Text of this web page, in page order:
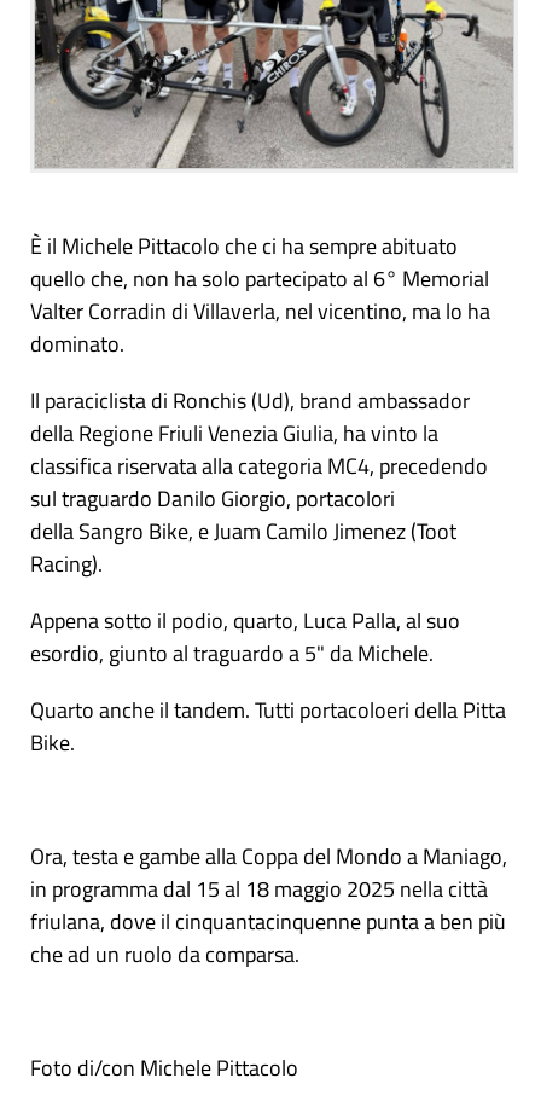
È il Michele Pittacolo che ci ha sempre abituato
quello che, non ha solo partecipato al 6° Memorial
Valter Corradin di Villaverla, nel vicentino, ma lo ha
dominato.
Il paraciclista di Ronchis (Ud), brand ambassador
della Regione Friuli Venezia Giulia, ha vinto la
classifica riservata alla categoria MC4, precedendo
sul traguardo Danilo Giorgio, portacolori
della Sangro Bike, e Juam Camilo Jimenez (Toot
Racing).
Appena sotto il podio, quarto, Luca Palla, al suo
esordio, giunto al traguardo a 5" da Michele.
Quarto anche il tandem. Tutti portacoloeri della Pitta
Bike.
Ora, testa e gambe alla Coppa del Mondo a Maniago,
in programma dal 15 al 18 maggio 2025 nella città
friulana, dove il cinquantacinquenne punta a ben più
che ad un ruolo da comparsa.
Foto di/con Michele Pittacolo